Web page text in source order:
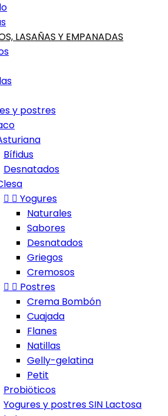
LASAÑAS Y EMPANADAS
y postres
Bífidus
Desnatados
  Yogures
Naturales
Sabores
Desnatados
Griegos
Cremosos
  Postres
Crema Bombón
Cuajada
Flanes
Natillas
Gelly-gelatina
Petit
Probiöticos
Yogures y postres SIN Lactosa